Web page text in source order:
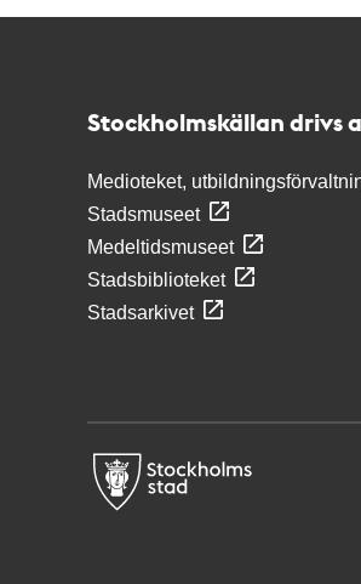
Stockholmskällan drivs
Medioteket,
Stadsmuseet
Medeltidsmuseet
Stadsbiblioteket
Stadsarkivet